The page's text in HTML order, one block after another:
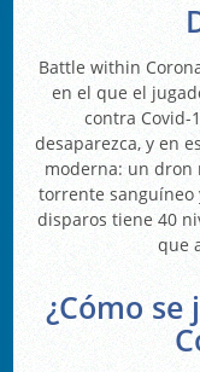
Battle within
en el que el
contra Covid-
desaparezca, y en
moderna: un dron
torrente sanguíneo
disparos tiene 40
que
¿Cómo